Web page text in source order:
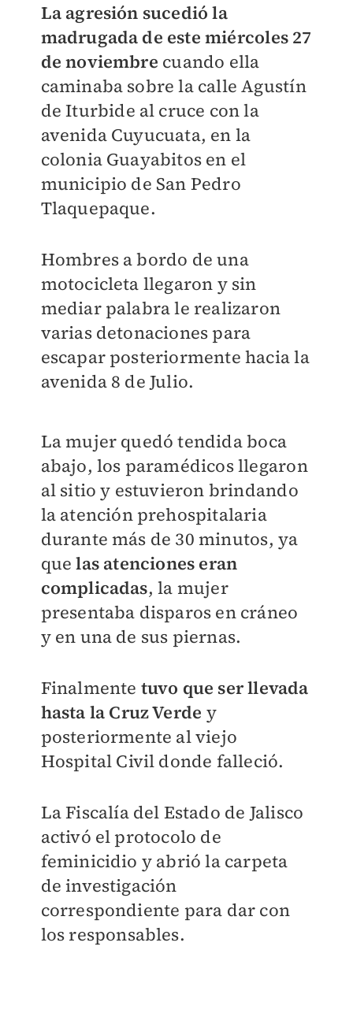
La agresión sucedió la
madrugada de este miércoles 27
de noviembre cuando ella
caminaba sobre la calle Agustín
de Iturbide al cruce con la
avenida Cuyucuata, en la
colonia Guayabitos en el
municipio de San Pedro
Tlaquepaque.
Hombres a bordo de una
motocicleta llegaron y sin
mediar palabra le realizaron
varias detonaciones para
escapar posteriormente hacia la
avenida 8 de Julio.
La mujer quedó tendida boca
abajo, los paramédicos llegaron
al sitio y estuvieron brindando
la atención prehospitalaria
durante más de 30 minutos, ya
que las atenciones eran
complicadas, la mujer
presentaba disparos en cráneo
y en una de sus piernas.
Finalmente tuvo que ser llevada
hasta la Cruz Verde y
posteriormente al viejo
Hospital Civil donde falleció.
La Fiscalía del Estado de Jalisco
activó el protocolo de
feminicidio y abrió la carpeta
de investigación
correspondiente para dar con
los responsables.